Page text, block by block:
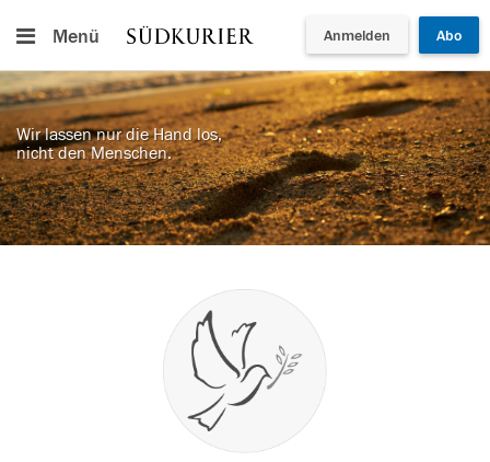
Menü Anmelden Abo
Wir lassen nur die Hand los,
nicht den Menschen.